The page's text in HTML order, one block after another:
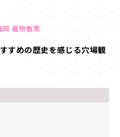
岡 着物散策
すめの歴史を感じる穴場観